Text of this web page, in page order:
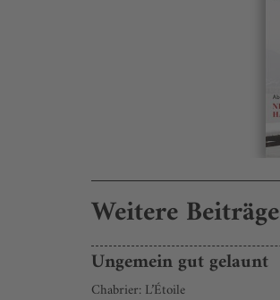
Weitere Beiträge
Ungemein gut gelaunt
Chabrier: L’Étoile